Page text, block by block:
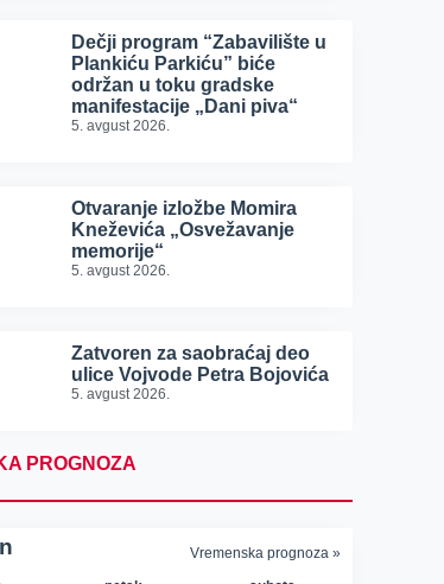
Dečji program “Zabavilište u
Plankiću Parkiću” biće
održan u toku gradske
manifestacije „Dani piva“
5. avgust 2026.
Otvaranje izložbe Momira
Kneževića „Osvežavanje
memorije“
5. avgust 2026.
Zatvoren za saobraćaj deo
ulice Vojvode Petra Bojovića
5. avgust 2026.
PROGNOZA